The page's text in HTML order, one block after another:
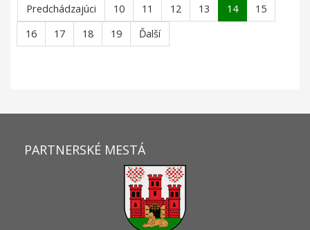
Predchádzajúci 10 11 12 13 14
15
16
17 18 19 Ďalší
PARTNERSKÉ MESTÁ